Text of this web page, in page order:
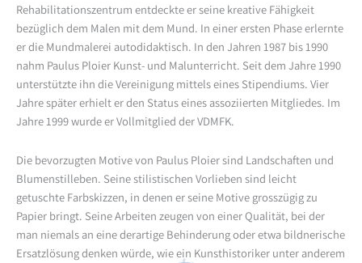
Rehabilitationszentrum entdeckte er seine kreative Fähigkeit
bezüglich dem Malen mit dem Mund. In einer ersten Phase erlernte
er die Mundmalerei autodidaktisch. In den Jahren 1987 bis 1990
nahm Paulus Ploier Kunst- und Malunterricht. Seit dem Jahre 1990
unterstützte ihn die Vereinigung mittels eines Stipendiums. Vier
Jahre später erhielt er den Status eines assoziierten Mitgliedes. Im
Jahre 1999 wurde er Vollmitglied der VDMFK.
Die bevorzugten Motive von Paulus Ploier sind Landschaften und
Blumenstilleben. Seine stilistischen Vorlieben sind leicht
getuschte Farbskizzen, in denen er seine Motive grosszügig zu
Papier bringt. Seine Arbeiten zeugen von einer Qualität, bei der
man niemals an eine derartige Behinderung oder etwa bildnerische
Ersatzlösung denken würde, wie ein Kunsthistoriker unter anderem